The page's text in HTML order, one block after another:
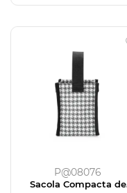
P@08076
Sacola Compacta de